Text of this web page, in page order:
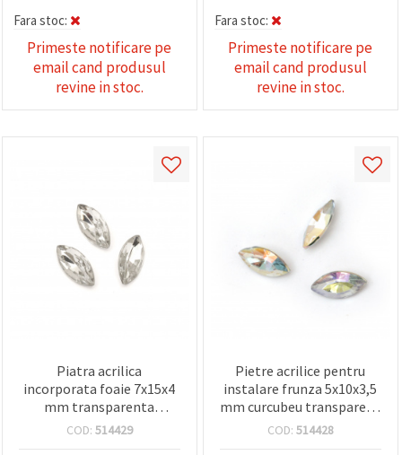
Fara stoc:
Primeste notificare pe
email cand produsul
revine in stoc.
Fara stoc:
Primeste notificare pe
email cand produsul
revine in stoc.
Piatra acrilica
incorporata foaie 7x15x4
mm transparenta
fatetata -20 bucati
COD: 514429
Pietre acrilice pentru
instalare frunza 5x10x3,5
mm curcubeu transparent
fațetat -50 bucăți
COD: 514428